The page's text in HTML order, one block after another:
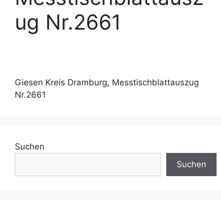
ug Nr.2661
Giesen Kreis Dramburg, Messtischblattauszug
Nr.2661
Suchen
Suchen